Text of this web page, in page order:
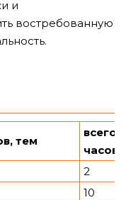
и
востребованную
тем
всего
часов
2
10